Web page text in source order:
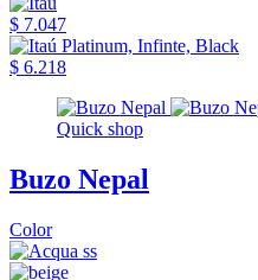
$ 7.047
$ 6.218
Quick shop
Buzo Nepal
Color